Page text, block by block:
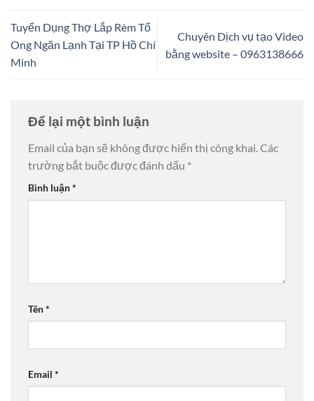
Tuyển Dụng Thợ Lắp Rèm Tổ
Ong Ngăn Lạnh Tại TP Hồ Chí
Minh
Chuyên Dịch vụ tạo Video
bằng website – 0963138666
Để lại một bình luận
Email của bạn sẽ không được hiển thị công khai.Các
trường bắt buộc được đánh dấu *
Bình luận*
Tên*
Email *